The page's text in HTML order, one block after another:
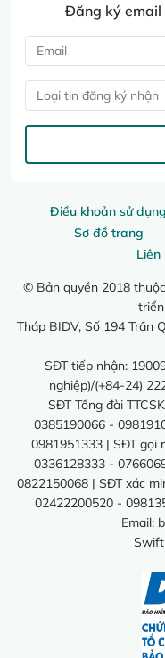
Điều khoản sử dụng
Sơ đồ trang
Liên
© Bản quyền 2018
Tháp BIDV, Số 194 Trần
SĐT tiếp nhận:
nghiệp)/(+84-24)
SĐT Tổng đài
0385190066 -
0981951333 | SĐT gọi
0336128333 -
0822150068 | SĐT xác
02422200520 -
Email:
Swift
Đăng ký email
Loại tin đăng ký nhận